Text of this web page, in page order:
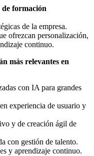
de formación
de la empresa.
ofrezcan personalización,
continuo.
más relevantes en
con IA para grandes
experiencia de usuario y
y de creación ágil de
con gestión de talento.
y aprendizaje continuo.